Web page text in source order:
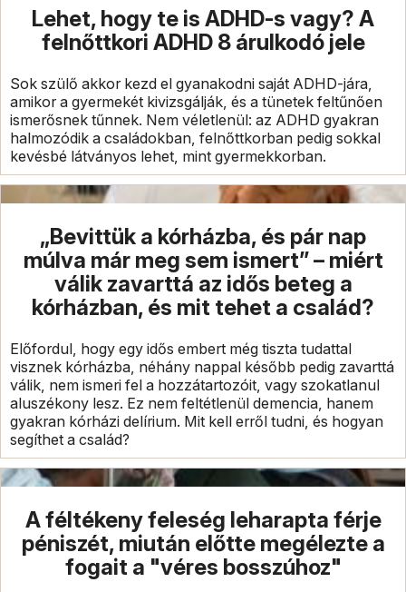
Lehet, hogy te is ADHD-s vagy? A
felnőttkori ADHD 8 árulkodó jele
Sok szülő akkor kezd el gyanakodni saját ADHD-jára,
amikor a gyermekét kivizsgálják, és a tünetek feltűnően
ismerősnek tűnnek. Nem véletlenül: az ADHD gyakran
halmozódik a családokban, felnőttkorban pedig sokkal
kevésbé látványos lehet, mint gyermekkorban.
„Bevittük a kórházba, és pár nap
múlva már meg sem ismert” – miért
válik zavarttá az idős beteg a
kórházban, és mit tehet a család?
Előfordul, hogy egy idős embert még tiszta tudattal
visznek kórházba, néhány nappal később pedig zavarttá
válik, nem ismeri fel a hozzátartozóit, vagy szokatlanul
aluszékony lesz. Ez nem feltétlenül demencia, hanem
gyakran kórházi delírium. Mit kell erről tudni, és hogyan
segíthet a család?
A féltékeny feleség leharapta férje
péniszét, miután előtte megélezte a
fogait a "véres bosszúhoz"